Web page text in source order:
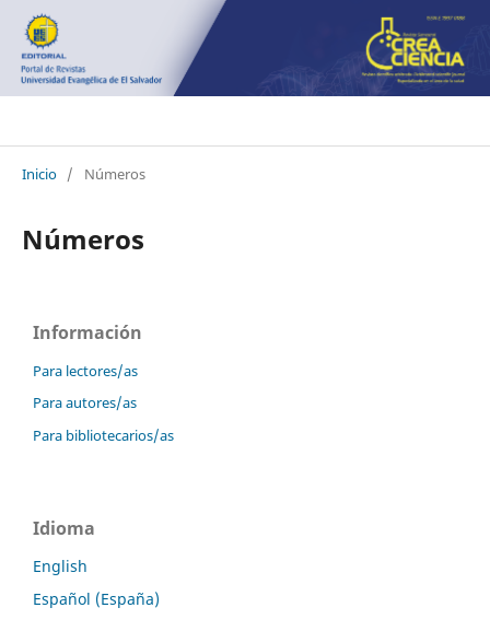
Inicio / Números
Números
Información
Para lectores/as
Para autores/as
Para bibliotecarios/as
Idioma
English
Español (España)